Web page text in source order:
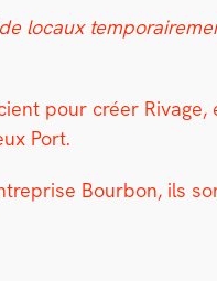
locaux
pour créer
Port.
Bour­bon, ils